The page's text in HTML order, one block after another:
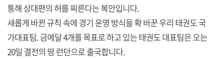
통해 상대편의 허를 찌른다는 복안입니다.
새롭게 바뀐 규칙 속에 경기 운영 방식을 확 바꾼 우리 태권도 국
가대표팀. 금메달 4개를 목표로 하고 있는 태권도 대표팀은 오는
20일 결전의 땅 런던으로 출국합니다.